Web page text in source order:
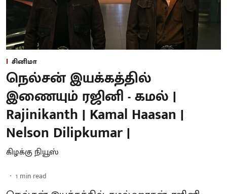
சினிமா
நெல்சன் இயக்கத்தில்
இணையும் ரஜினி - கமல் |
Rajinikanth | Kamal Haasan |
Nelson Dilipkumar |
கிழக்கு நியூஸ்
1 min read